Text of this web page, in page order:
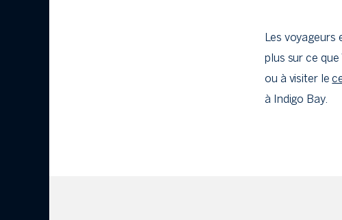
Les voyageurs
plus sur ce que
ou à visiter le
à Indigo Bay.